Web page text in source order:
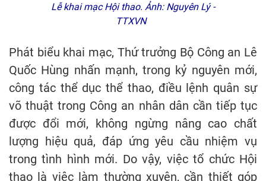
Lễ khai mạc Hội thao. Ảnh: Nguyên Lý -
TTXVN
Phát biểu khai mạc, Thứ trưởng Bộ Công an Lê
Quốc Hùng nhấn mạnh, trong kỷ nguyên mới,
công tác thể dục thể thao, điều lệnh quân sự
võ thuật trong Công an nhân dân cần tiếp tục
được đổi mới, không ngừng nâng cao chất
lượng hiệu quả, đáp ứng yêu cầu nhiệm vụ
trong tình hình mới. Do vậy, việc tổ chức Hội
thao là việc làm thường xuyên, cần thiết góp